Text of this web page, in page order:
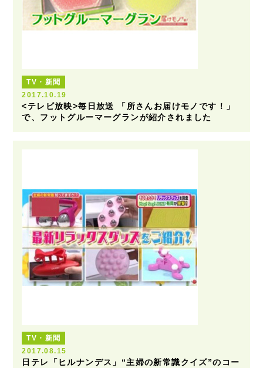
TV・新聞
2017.10.19
<テレビ放映>毎日放送 「所さんお届けモノです！」
で、フットグルーマーグランが紹介されました
TV・新聞
2017.08.15
日テレ「ヒルナンデス」“主婦の新常識クイズ”のコー